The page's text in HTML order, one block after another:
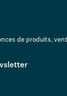
de produits,